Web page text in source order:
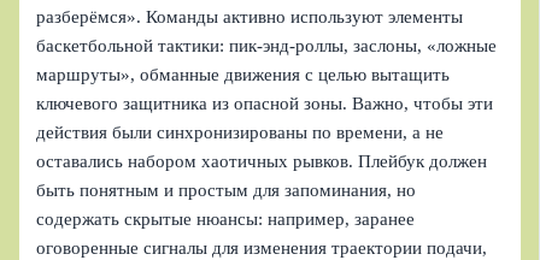
разберёмся». Команды активно используют элементы
баскетбольной тактики: пик‑энд‑роллы, заслоны, «ложные
маршруты», обманные движения с целью вытащить
ключевого защитника из опасной зоны. Важно, чтобы эти
действия были синхронизированы по времени, а не
оставались набором хаотичных рывков. Плейбук должен
быть понятным и простым для запоминания, но
содержать скрытые нюансы: например, заранее
оговоренные сигналы для изменения траектории подачи,